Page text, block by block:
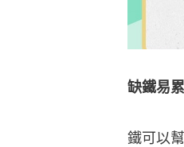
缺鐵易
鐵可以